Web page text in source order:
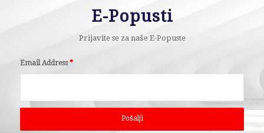
E-Popusti
Prijavite se za naše E-Popuste
Email Address*